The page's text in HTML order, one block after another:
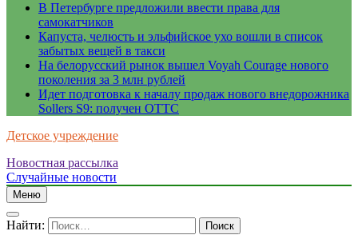
В Петербурге предложили ввести права для
самокатчиков
Капуста, челюсть и эльфийское ухо вошли в список
забытых вещей в такси
На белорусский рынок вышел Voyah Courage нового
поколения за 3 млн рублей
Идет подготовка к началу продаж нового внедорожника
Sollers S9: получен ОТТС
Детское учреждение
Новостная рассылка
Случайные новости
Меню
Найти: